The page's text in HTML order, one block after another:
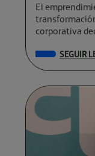
El
corporativa
SEGUIR